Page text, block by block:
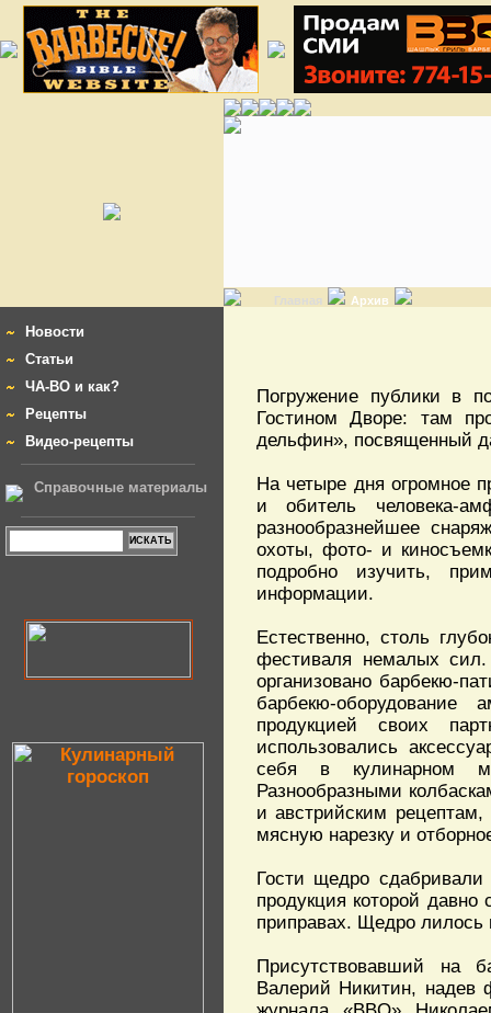
Главная Архив
Новости
Статьи
ЧА-ВО и как?
Рецепты
Видео-рецепты
Справочные материалы
Погружение публики в
Гостином Дворе: там
дельфин», посвященный
На четыре дня огромное
и обитель человека-
разнообразнейшее
охоты, фото- и
подробно изучить,
информации.
Естественно, столь
фестиваля немалых
организовано барбекю-
барбекю-
продукцией своих
использовались
себя в кулинарном
Разнообразными
и австрийским рецептам,
мясную нарезку и
Гости щедро
продукция которой
приправах. Щедро лилось
Присутствовавший на
Валерий Никитин, надев